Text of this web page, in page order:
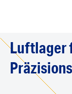
Luftlager